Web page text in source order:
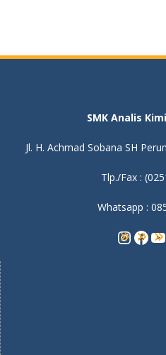
SMK Analis
Jl. H. Achmad Sobana SH
Tlp./Fax :
Whatsapp :